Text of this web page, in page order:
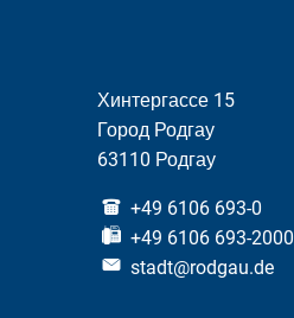
Хинтергассе 15
Город Родгау
63110 Родгау
+49 6106 693-0
+49 6106 693-2000
stadt@rodgau.de